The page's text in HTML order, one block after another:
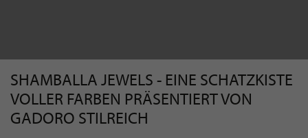
SHAMBALLA JEWELS - EINE SCHATZKISTE
VOLLER FARBEN PRÄSENTIERT VON
GADORO STILREICH